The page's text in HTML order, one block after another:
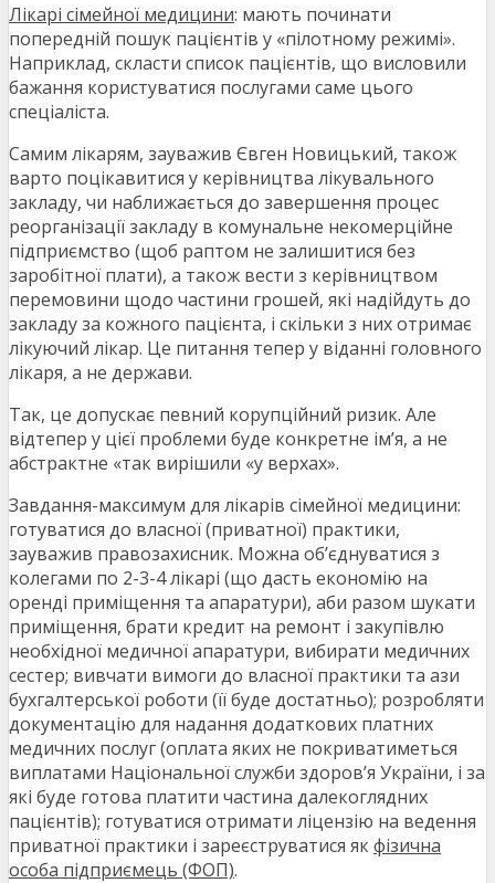
Лікарі сімейної медицини: мають починати
попередній пошук пацієнтів у «пілотному режимі».
Наприклад, скласти список пацієнтів, що висловили
бажання користуватися послугами саме цього
спеціаліста.
Самим лікарям, зауважив Євген Новицький, також
варто поцікавитися у керівництва лікувального
закладу, чи наближається до завершення процес
реорганізації закладу в комунальне некомерційне
підприємство (щоб раптом не залишитися без
заробітної плати), а також вести з керівництвом
перемовини щодо частини грошей, які надійдуть до
закладу за кожного пацієнта, і скільки з них отримає
лікуючий лікар. Це питання тепер у віданні головного
лікаря, а не держави.
Так, це допускає певний корупційний ризик. Але
відтепер у цієї проблеми буде конкретне ім’я, а не
абстрактне «так вирішили «у верхах».
Завдання-максимум для лікарів сімейної медицини:
готуватися до власної (приватної) практики,
зауважив правозахисник. Можна об’єднуватися з
колегами по 2-3-4 лікарі (що дасть економію на
оренді приміщення та апаратури), аби разом шукати
приміщення, брати кредит на ремонт і закупівлю
необхідної медичної апаратури, вибирати медичних
сестер; вивчати вимоги до власної практики та ази
бухгалтерської роботи (її буде достатньо); розробляти
документацію для надання додаткових платних
медичних послуг (оплата яких не покриватиметься
виплатами Національної служби здоров’я України, і за
які буде готова платити частина далекоглядних
пацієнтів); готуватися отримати ліцензію на ведення
приватної практики і зареєструватися якфізична
особа підприємець (ФОП).